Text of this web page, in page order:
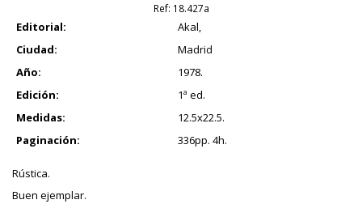
Ref: 18.427a
Editorial:
Akal,
Ciudad:
Madrid
Año:
1978.
Edición:
1ª ed.
Medidas:
12.5x22.5.
Paginación:
336pp. 4h.
Rústica.
Buen ejemplar.